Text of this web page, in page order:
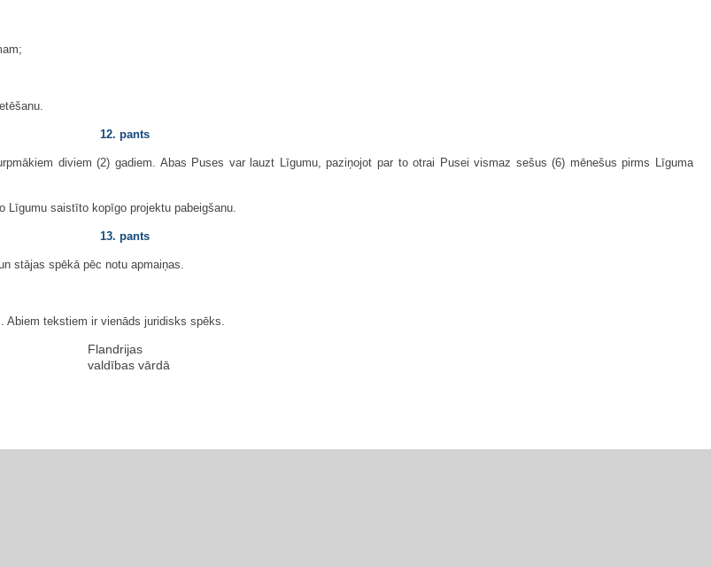
12. pants
diviem (2) gadiem. Abas Puses var lauzt Līgumu, paziņojot par to otrai Pusei vismaz sešus (6) mēnešus pirms Līguma
Līgumu saistīto kopīgo projektu pabeigšanu.
13. pants
stājas spēkā pēc notu apmaiņas.
Abiem tekstiem ir vienāds juridisks spēks.
Flandrijas
valdības vārdā